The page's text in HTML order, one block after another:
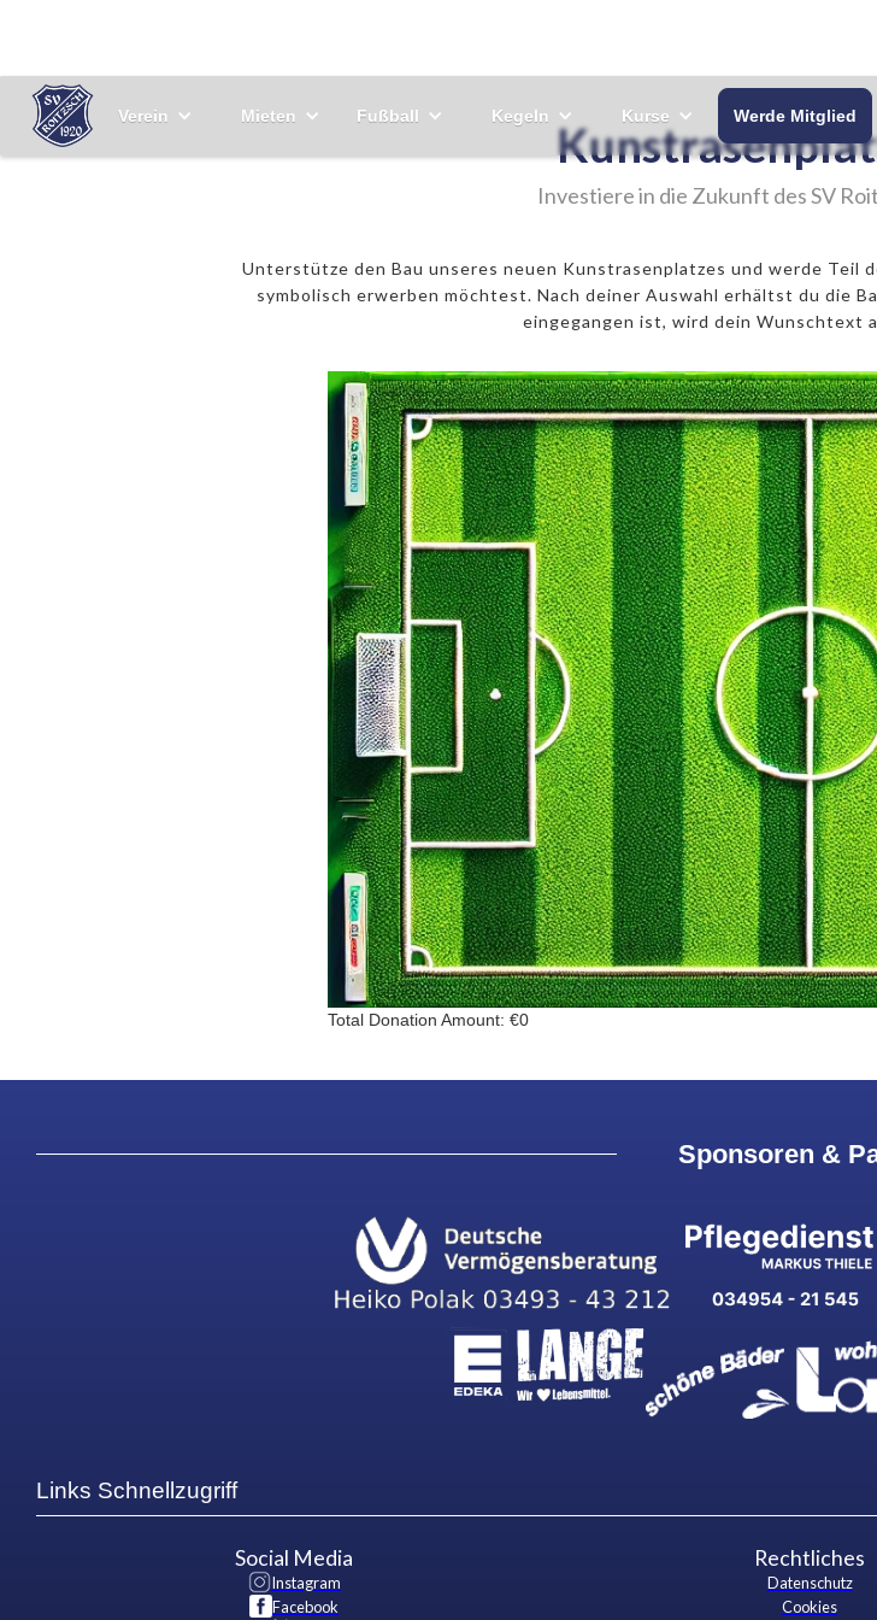
Verein Mieten Fußball Kegeln Kurse Werde Mitglied
Investiere in die Zukunft des SV
Unterstütze den Bau unseres neuen Kunstrasenplatzes und werde Teil
symbolisch erwerben möchtest. Nach deiner Auswahl erhältst du die
eingegangen ist, wird dein Wunschtext
Total Donation Amount: €0
Sponsoren &
Links Schnellzugriff
Social Media
Instagram
Facebook
Rechtliches
Datenschutz
Cookies